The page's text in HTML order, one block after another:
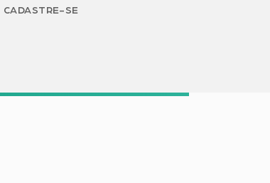
CADASTRE-SE